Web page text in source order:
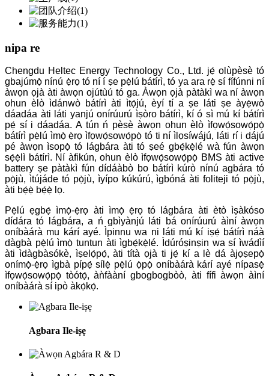
nipa re
Chengdu Heltec Energy Technology Co., Ltd. jẹ́ olùpèsè tó
gbajúmọ̀ nínú ẹ̀rọ tó ní í ṣe pẹ̀lú bátírì, tó ya ara rẹ̀ sí fífúnni ní
àwọn ọjà àti àwọn ojútùú tó ga. Àwọn ọjà pàtàkì wa ní àwọn
ohun èlò ìdánwò bátírì àti ìtọ́jú, èyí tí a ṣe láti ṣe àyẹ̀wò
dáadáa àti láti yanjú onírúurú ìṣòro bátírì, kí ó sì mú kí bátírì
pẹ́ sí i dáadáa. A tún ń pèsè àwọn ohun èlò ìfọwọ́sowọ́pọ̀
bátírì pẹ̀lú ìmọ̀ ẹ̀rọ ìfọwọ́sowọ́pọ̀ tó ti ní ìlọsíwájú, láti rí i dájú
pé àwọn ìsopọ̀ tó lágbára àti tó ṣeé gbẹ́kẹ̀lé wà fún àwọn
sẹ́ẹ̀lì bátírì. Ní àfikún, ohun èlò ìfọwọ́sowọ́pọ̀ BMS àti active
battery ṣe pàtàkì fún dídáàbò bo bátírì kúrò nínú agbára tó
pọ̀jù, ìtújáde tó pọ̀jù, ìyípo kúkúrú, ìgbóná àti foliteji tó pọ̀jù,
àti bẹ́ẹ̀ bẹ́ẹ̀ lọ.
Pẹ̀lú ẹgbẹ́ ìmọ̀-ẹ̀rọ àti ìmọ̀ ẹ̀rọ tó lágbára àti ètò ìṣàkóso
dídára tó lágbára, a ń gbìyànjú láti bá onírúurú àìní àwọn
oníbàárà mu kárí ayé. Ìpinnu wa ni láti mú kí iṣẹ́ bátírì náà
dàgbà pẹ̀lú ìmọ̀ tuntun àti ìgbẹ́kẹ̀lé. Ìdúróṣinṣin wa sí ìwádìí
àti ìdàgbàsókè, ìṣelọ́pọ́, àti títà ọjà ti jẹ́ kí a lè dá àjọṣepọ̀
onímọ̀-ẹ̀rọ ìgbà pípẹ́ sílẹ̀ pẹ̀lú ọ̀pọ̀ oníbàárà kárí ayé nípasẹ̀
ìfọwọ́sowọ́pọ̀ tòótọ́, àǹfààní gbogbogbòò, àti fífi àwọn àìní
oníbàárà sí ipò àkọ́kọ́.
Agbara Ile-iṣẹ